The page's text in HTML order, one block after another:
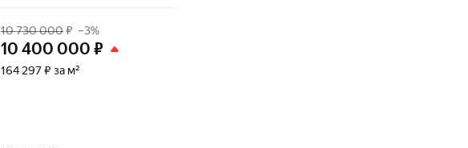
10 730 000₽ –3%
10 400 000 ₽
164 297 ₽ за м²